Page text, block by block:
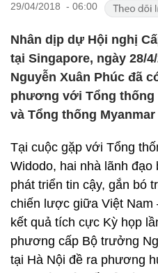
29/04/2018 - 06:00
Nhân dịp dự Hội nghị
tại Singapore, ngày 28/
Nguyễn Xuân Phúc đã
phương với Tổng thống
và Tổng thống
Tại cuộc gặp với Tổng
Widodo, hai nhà lãnh
phát triển tin cậy, gắn bó
chiến lược giữa Việt Nam
kết quả tích cực Kỳ họp
phương cấp Bộ trưởng
tại Hà Nội đề ra phương